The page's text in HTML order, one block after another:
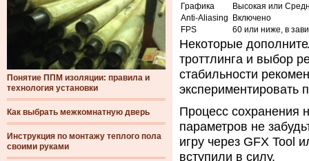
Понятие ППМ изоляции: правила и
технология установки
Как выбрать межкомнатную дверь
Инструкция по монтажу теплого пола
своими руками
Графика
Высокая или
Anti-Aliasing
Включено
FPS
60 или ниже, в
Некоторые
троттлинга и выбор
стабильности
экспериментировать
Процесс сохранения
параметров не
игру через GFX Tool
вступили в силу.